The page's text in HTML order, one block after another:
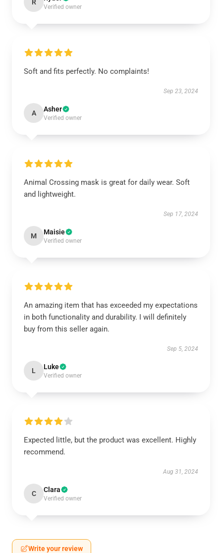
R
Verified owner
Soft and fits perfectly. No complaints!
Sep 23, 2024
A Asher
Verified owner
Animal Crossing mask is great for daily wear. Soft
and lightweight.
Sep 17, 2024
M Maisie
Verified owner
An amazing item that has exceeded my expectations
in both functionality and durability. I will definitely
buy from this seller again.
Sep 5, 2024
L Luke
Verified owner
Expected little, but the product was excellent. Highly
recommend.
Aug 31, 2024
C Clara
Verified owner
Write your review